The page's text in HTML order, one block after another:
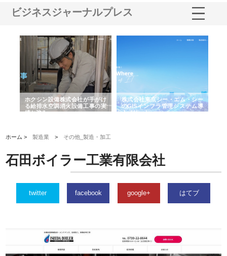
ビジネスジャーナルプレス
ホクシン設備株式会社が手がけ
る給排水空調消火設備工事の実
績と強み
株式会社東京シー・エム・シー
のGISインフラ管理システム導
入メリット
ホーム >製造業 > その他_製造・加工
石田ボイラー工業有限会社
twitter facebook google+ はてブ